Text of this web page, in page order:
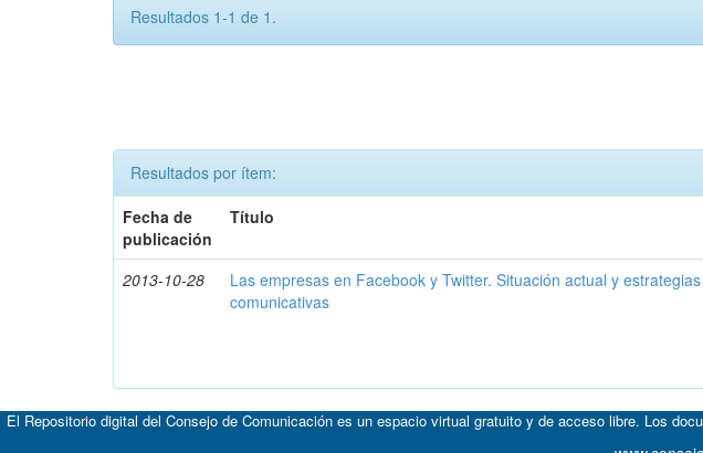
Resultados 1-1 de 1.
Resultados por ítem:
Fecha de
publicación
Título
2013-10-28
Las empresas en Facebook y Twitter. Situación actual y estrategias
comunicativas
El Repositorio digital del Consejo de Comunicación es un espacio virtual gratuito y de acceso libre. Los